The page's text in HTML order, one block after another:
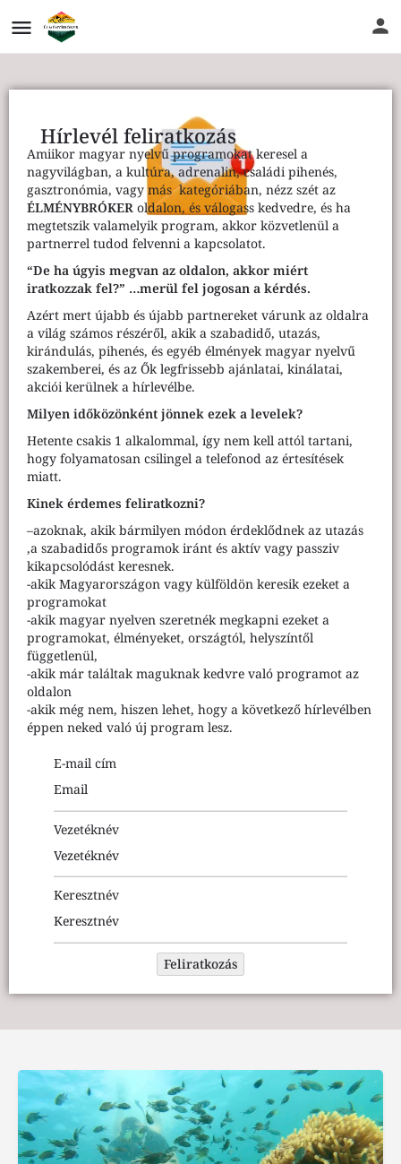
Hírlevél feliratkozás
Amiikor magyar nyelvű programokat keresel a
nagyvilágban, a kultúra, adrenalin, családi pihenés,
gasztronómia, vagy más kategóriában, nézz szét az
ÉLMÉNYBRÓKER oldalon, és válogass kedvedre, és ha
megtetszik valamelyik program, akkor közvetlenül a
partnerrel tudod felvenni a kapcsolatot.
“De ha úgyis megvan az oldalon, akkor miért
iratkozzak fel?” …merül fel jogosan a kérdés.
Azért mert újabb és újabb partnereket várunk az oldalra
a világ számos részéről, akik a szabadidő, utazás,
kirándulás, pihenés, és egyéb élmények magyar nyelvű
szakemberei, és az Ők legfrissebb ajánlatai, kinálatai,
akciói kerülnek a hírlevélbe.
Milyen időközönként jönnek ezek a levelek?
Hetente csakis 1 alkalommal, így nem kell attól tartani,
hogy folyamatosan csilingel a telefonod az értesítések
miatt.
Kinek érdemes feliratkozni?
–azoknak, akik bármilyen módon érdeklődnek az utazás
,a szabadidős programok iránt és aktív vagy passziv
kikapcsolódást keresnek.
-akik Magyarországon vagy külföldön keresik ezeket a
programokat
-akik magyar nyelven szeretnék megkapni ezeket a
programokat, élményeket, országtól, helyszíntől
függetlenül,
-akik már találtak maguknak kedvre való programot az
oldalon
-akik még nem, hiszen lehet, hogy a következő hírlevélben
éppen neked való új program lesz.
E-mail cím
Vezetéknév
Keresztnév
Feliratkozás